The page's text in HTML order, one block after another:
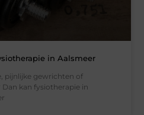
in Aalsmeer
pijnlijke gewrichten of
kan fysiotherapie in